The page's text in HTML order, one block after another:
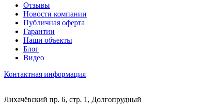
Отзывы
Новости компании
Публичная оферта
Гарантии
Наши объекты
Блог
Видео
Контактная информация
Лихачёвский пр. 6, стр. 1, Долгопрудный